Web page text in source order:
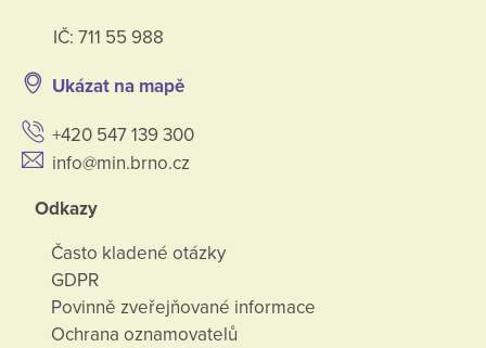
IČ: 711 55 988
Ukázat na mapě
+420 547 139 300
info@min.brno.cz
Odkazy
Často kladené otázky
GDPR
Povinně zveřejňované informace
Ochrana oznamovatelů